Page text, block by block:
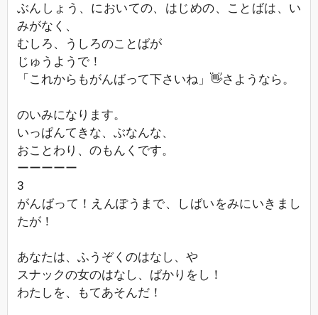
ぶんしょう、においての、はじめの、ことばは、い
みがなく、
むしろ、うしろのことばが
じゅうようで！
「これからもがんばって下さいね」👋さようなら。
のいみになります。
いっぱんてきな、ぶなんな、
おことわり、のもんくです。
ーーーーー
3
がんばって！えんぽうまで、しばいをみにいきまし
たが！
あなたは、ふうぞくのはなし、や
スナックの女のはなし、ばかりをし！
わたしを、もてあそんだ！